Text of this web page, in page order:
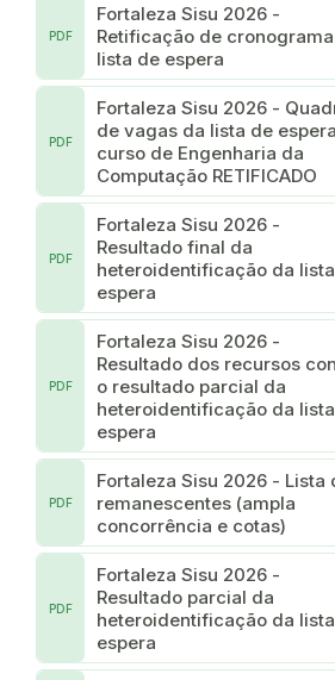
Fortaleza Sisu 2026 -
Retificação de
lista de espera
PDF
Fortaleza Sisu 2026 -
de vagas da lista de
curso de Engenharia da
Computação RETIFICADO
PDF
Fortaleza Sisu 2026 -
Resultado final da
heteroidentificação da
espera
PDF
Fortaleza Sisu 2026 -
Resultado dos recursos
o resultado parcial da
heteroidentificação da
espera
PDF
Fortaleza Sisu 2026 - Lista
remanescentes (ampla
concorrência e cotas)
PDF
Fortaleza Sisu 2026 -
Resultado parcial da
heteroidentificação da
espera
PDF